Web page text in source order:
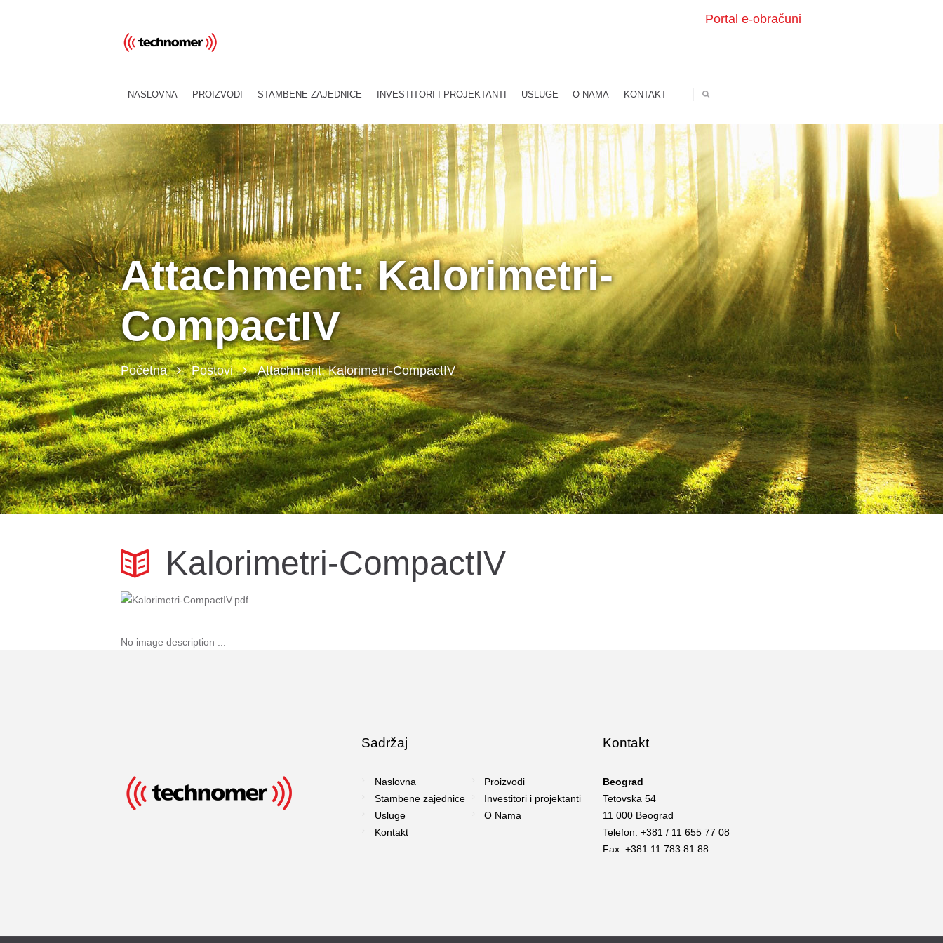
Portal e-obračuni
NASLOVNA PROIZVODI STAMBENE ZAJEDNICE INVESTITORI I PROJEKTANTI USLUGE O NAMA KONTAKT
Attachment: Kalorimetri-
CompactIV
Početna Postovi Attachment: Kalorimetri-CompactIV
Kalorimetri-CompactIV
No image description ...
Sadržaj
Naslovna
Proizvodi
Stambene zajednice
Investitori i projektanti
Usluge
O Nama
Kontakt
Kontakt
Beograd
Tetovska 54
11 000 Beograd
Telefon: +381 / 11 655 77 08
Fax: +381 11 783 81 88